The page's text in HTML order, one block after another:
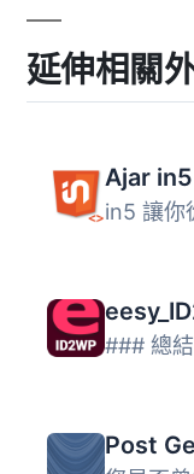
延伸相關
Ajar
Post